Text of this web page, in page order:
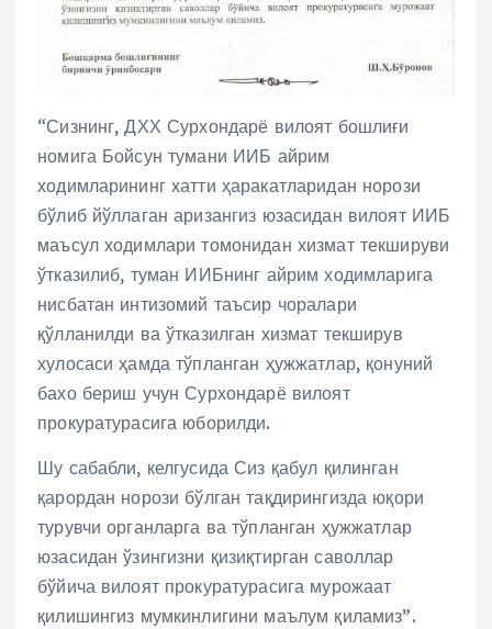
“Сизнинг, ДХХ Сурхондарё вилоят бошлиғи
номига Бойсун тумани ИИБ айрим
ходимларининг хатти ҳаракатларидан норози
бўлиб йўллаган аризангиз юзасидан вилоят ИИБ
маъсул ходимлари томонидан хизмат текшируви
ўтказилиб, туман ИИБнинг айрим ходимларига
нисбатан интизомий таъсир чоралари
қўлланилди ва ўтказилган хизмат текширув
хулосаси ҳамда тўпланган ҳужжатлар, қонуний
бахо бериш учун Сурхондарё вилоят
прокуратурасига юборилди.
Шу сабабли, келгусида Сиз қабул қилинган
қарордан норози бўлган тақдирингизда юқори
турувчи органларга ва тўпланган ҳужжатлар
юзасидан ўзингизни қизиқтирган саволлар
бўйича вилоят прокуратурасига мурожаат
қилишингиз мумкинлигини маълум қиламиз”.